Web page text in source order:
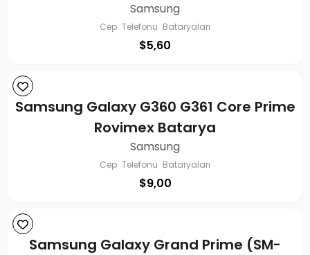
Samsung
Cep Telefonu Bataryaları
$5,60
Samsung Galaxy G360 G361 Core Prime
Rovimex Batarya
Samsung
Cep Telefonu Bataryaları
$9,00
Samsung Galaxy Grand Prime (SM-